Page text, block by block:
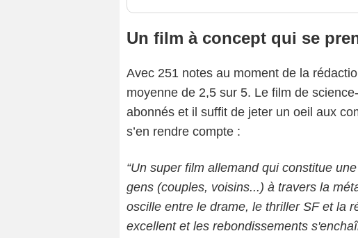
Un film à concept qui se
Avec 251 notes au moment de la
moyenne de 2,5 sur 5. Le film de
abonnés et il suffit de jeter un oeil aux
s’en rendre compte :
“Un super film allemand qui constitue
gens (couples, voisins...) à travers la
oscille entre le drame, le thriller SF et la
excellent et les rebondissements